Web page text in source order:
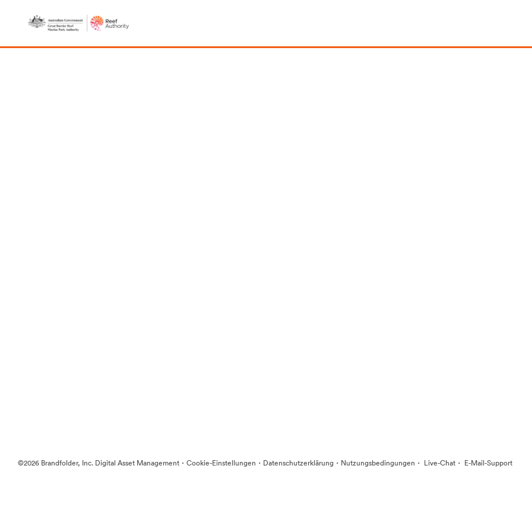
©2026 Brandfolder, Inc. Digital Asset Management · Cookie-Einstellungen · Datenschutzerklärung · Nutzungsbedingungen · Live-Chat · E-Mail-Support